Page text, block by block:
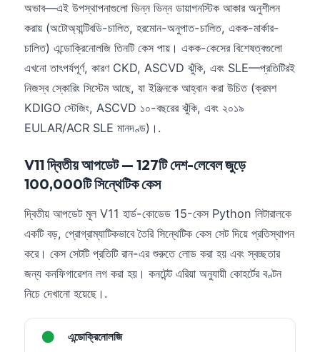
অভাব—এই উপস্থাপনাগুলো ভিন্ন ভিন্ন ডায়াগনস্টিক আকার অনুশীলন
করায় (অটোঅ্যান্টিবডি-চালিত, হরমোন-অনুপাত-চালিত, একক-মার্কার-
চালিত) এন্ডোক্রিনোলজি তিনটি কেস পায়। একক-কেসের বিশেষত্বগুলো
এখনো তাৎপর্যপূর্ণ, কারণ CKD, ASCVD ঝুঁকি, এবং SLE—প্রতিটিরই
নিজস্ব স্কোরিং সিস্টেম আছে, যা ইঞ্জিনকে আহ্বান করা উচিত (ক্রমশ
KDIGO স্টেজিং, ASCVD ১০-বছরের ঝুঁকি, এবং ২০১৯
EULAR/ACR SLE মানদণ্ড)।.
V11 দ্বিতীয় আপডেট — 127টি দেশ-লেবেল জুড়ে
100,000টি সিন্থেটিক কেস
দ্বিতীয় আপডেট মূল V11 হার্ড-কোডেড 15-কেস Python লিটারালকে
একটি বড়, প্রোগ্রাম্যাটিকভাবে তৈরি সিন্থেটিক কেস সেট দিয়ে প্রতিস্থাপন
করে। কেস সেটটি প্রতিটি রান-এর শুরুতে লোড করা হয় এবং স্বচ্ছতার
জন্য কনফিগারেশন লগ করা হয়। কনটেন্ট এরিয়া অনুযায়ী কোহর্টের বণ্টন
নিচে দেখানো হয়েছে।.
● এন্ডোক্রিনোলজি